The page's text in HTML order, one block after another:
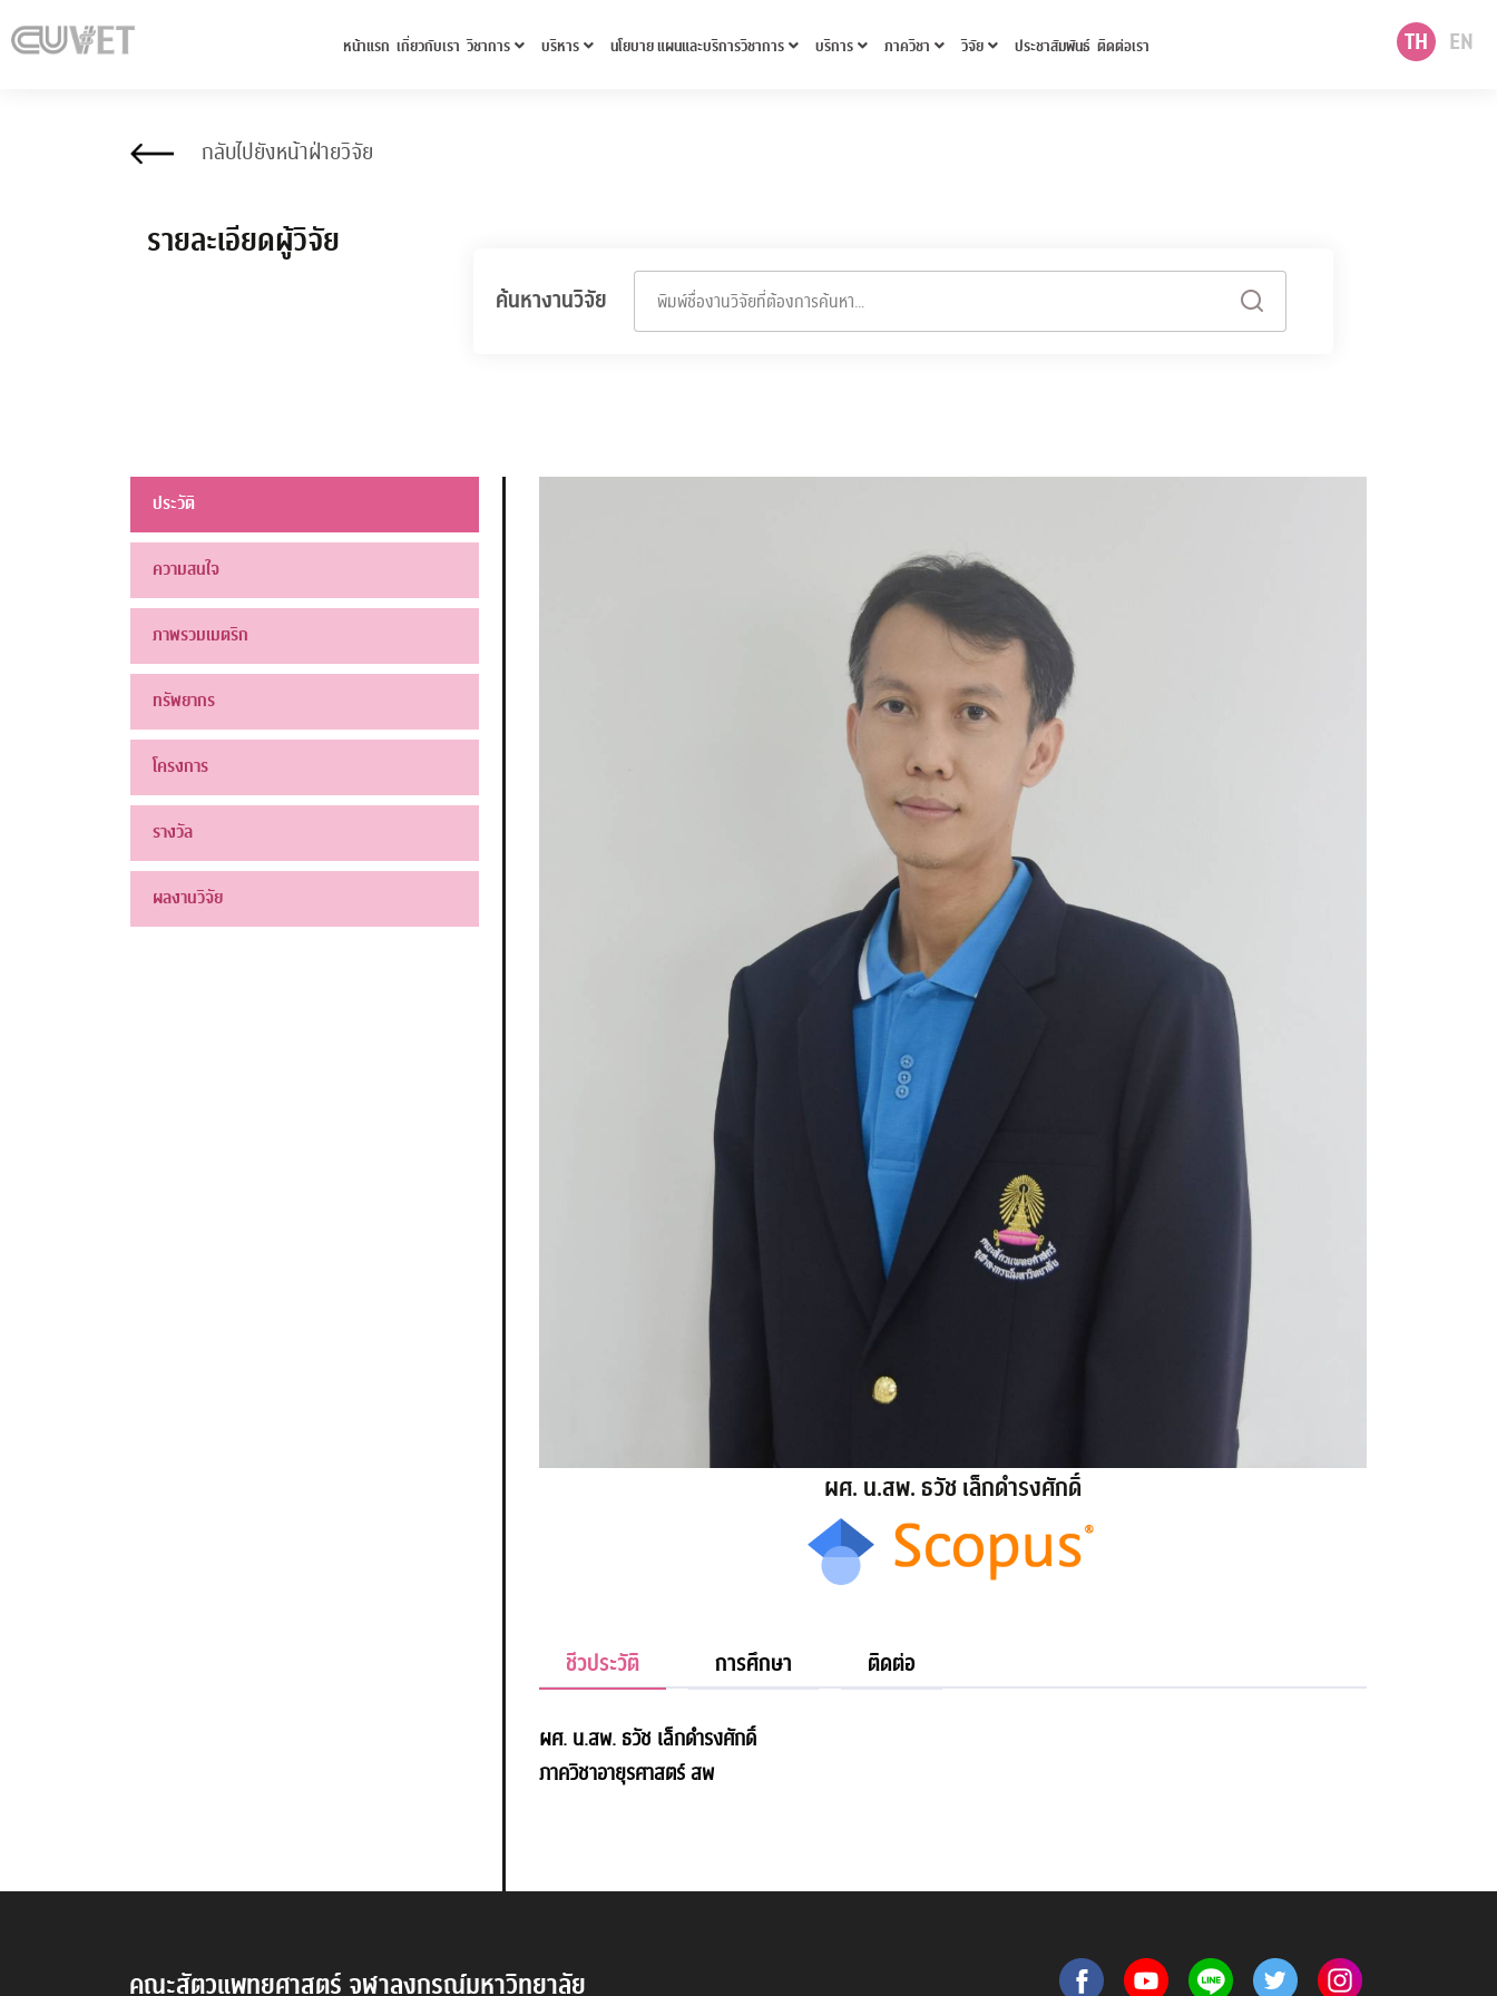
TH EN
หน้าแรก เกี่ยวกับเรา วิชาการ บริหาร นโยบาย แผนและบริการวิชาการ บริการ ภาควิชา วิจัย ประชาสัมพันธ์ ติดต่อเรา
กลับไปยังหน้าฝ่ายวิจัย
รายละเอียดผู้วิจัย
ค้นหางานวิจัย พิมพ์ชื่องานวิจัยที่ต้องการค้นหา...
ประวัติ
ความสนใจ
ภาพรวมเมตริก
ทรัพยากร
โครงการ
รางวัล
ผลงานวิจัย
ผศ. น.สพ. ธวัช เล็กดำรงศักดิ์
ชีวประวัติ การศึกษา ติดต่อ
ผศ. น.สพ. ธวัช เล็กดำรงศักดิ์
ภาควิชาอายุรศาสตร์ สพ
คณะสัตวแพทยศาสตร์ จุฬาลงกรณ์มหาวิทยาลัย